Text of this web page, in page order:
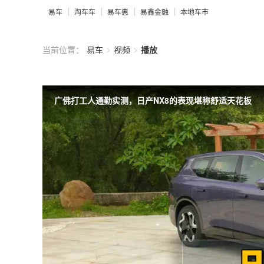
易车 淘车车 易车惠 易鑫金融 本地车市
当前位置： 易车 > 视频 > 播放
广佛打工人通勤实测，日产NX8的表现堪称舒适天花板